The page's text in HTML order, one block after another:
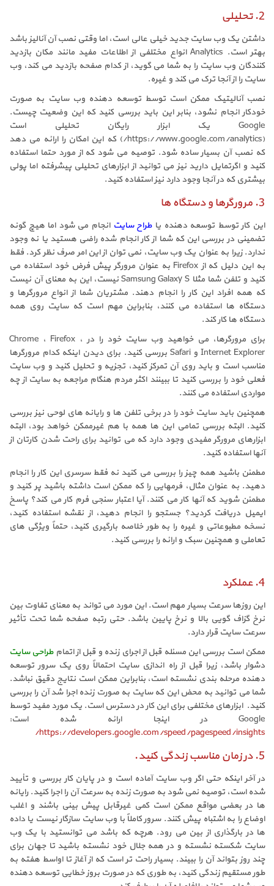
2. تحلیلی
داشتن یک وب سایت جدید خیلی عالی است، اما وقتی نصب آن آنالیز باشد
بهتر است. Analytics انواع مختلفی از اطلاعات مفید مانند مکان بازدید
کنندگان وب سایت را به شما می گوید، از کدام صفحه بازدید می کند، وب
سایت را از آنجا ترک می کند و غیره.
نصب آنالیتیک ممکن است توسط توسعه دهنده وب سایت به صورت
خودکار انجام نشود، بنابر این باید بررسی کنید که این وضعیت چیست.
Google یک ابزار رایگان تحلیلی است
(https://www.google.com/analytics/) که این امکان را ارائه می دهد
که نصب آن بسیار ساده شود. توصیه می شود که از مورد حتما استفاده
کنید و اگرتمایل دارید نیز می توانید از ابزارهای تحلیلی پیشرفته اما پولی
بیشتری که در آنجا وجود دارد نیز استفاده کنید.
3. مرورگرها و دستگاه ها
این کار توسط توسعه دهنده یاطراح سایت انجام می شود اما هیچ گونه
تضمینی در بررسی این که شما از کار انجام شده راضی هستید یا نه وجود
ندارد. زیرا به عنوان یک وب سایت، نمی توان از این امر صرف نظر کرد. فقط
به این دلیل که از Firefox به عنوان مرورگر پیش فرض خود استفاده می
کنید و تلفن شما مثلا Samsung Galaxy S نیست، این به معنای آن نیست
که همه افراد این کار را انجام دهند. مشتریان شما از انواع مرورگرها و
دستگاه ها استفاده می کنند، بنابراین مهم است که سایت روی همه
دستگاه ها کار کند.
برای مرورگرها، می خواهید وب سایت خود را در Chrome ، Firefox ،
Internet Explorer و Safari بررسی کنید. برای دیدن اینکه کدام مرورگرها
مناسب است و باید روی آن تمرکز کنید، تجزیه و تحلیل کنید و وب سایت
فعلی خود را بررسی کنید تا ببینند اکثر مردم هنگام مراجعه به سایت از چه
مواردی استفاده می کنند.
همچنین باید سایت خود را در برخی تلفن ها و رایانه های لوحی نیز بررسی
کنید. البته بررسی تمامی این ها همه با هم غیرممکن خواهد بود، البته
ابزارهای مرورگر مفیدی وجود دارد که می توانید برای راحت شدن کارتان از
آنها استفاده کنید.
مطمئن باشید همه چیز را بررسی می کنید نه فقط سرسری این کار را انجام
دهید. به عنوان مثال، فرمهایی را که ممکن است داشته باشید پر کنید و
مطمئن شوید که آنها کار می کنند. آیا اعتبار سنجی فرم کار می کند؟ پاسخ
ایمیل دریافت کردید؟ جستجو را انجام دهید، از نقشه استفاده کنید،
نسخه مطبوعاتی و غیره را به طور خلاصه بارگیری کنید، حتماً ویژگی های
تعاملی و همچنین سبک و ارائه را بررسی کنید.
4. عملکرد
این روزها سرعت بسیار مهم است. این مورد می تواند به معنای تفاوت بین
نرخ گزاف گویی بالا و نرخ پایین باشد. حتی رتبه صفحه شما تحت تأثیر
سرعت سایت قرار دارد.
ممکن است بررسی این مسئله قبل از اجرای زنده و قبل از اتمامطراحی سایت
دشوار باشد، زیرا قبل از راه اندازی سایت احتمالاً روی یک سرور توسعه
دهنده مرحله بندی نشسته است، بنابراین ممکن است نتایج دقیق نباشد.
شما می توانید به محض این که سایت به صورت زنده اجرا شد آن را بررسی
کنید. ابزارهای مختلفی برای این کار در دسترس است. یک مورد مفید توسط
Google در اینجا ارائه شده است:
https://developers.google.com/speed/pagespeed/insights/
5. در زمان مناسب زندگی کنید.
در آخر اینکه حتی اگر وب سایت آماده است و در پایان کار بررسی و تأیید
شده است، توصیه نمی شود به صورت زنده به سرعت آن را اجرا کنید. رایانه
ها در بعضی مواقع ممکن است کمی غیرقابل پیش بینی باشند و اغلب
اوضاع را به اشتباه پیش کنند. سرور کاملاً با وب سایت سازگار نیست یا داده
ها در بارگذاری از بین می رود. هرچه که باشد می توانستید با یک وب
سایت شکسته نشسته و در همه جلال خود نشسته باشید تا جهان برای
چند روز بتواند آن را ببیند. بسیار راحت تر است که از آغاز تا اواسط هفته به
طور مستقیم زندگی کنید، به طوری که در صورت بروز خطایی توسعه دهنده